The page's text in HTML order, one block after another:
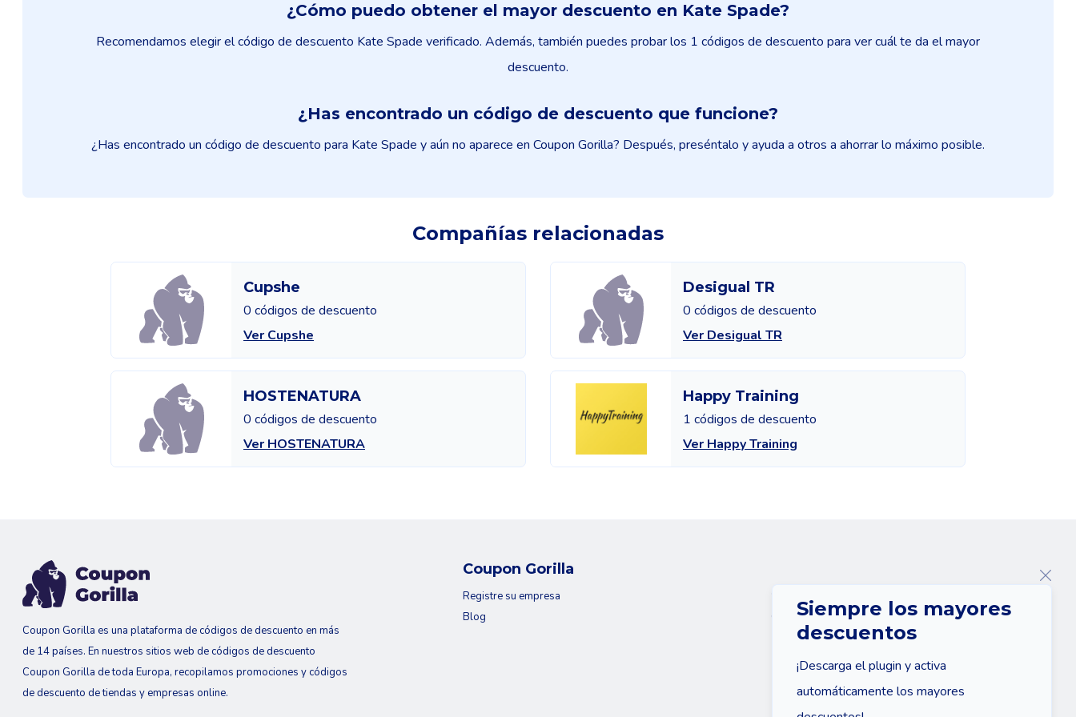
¿Cómo puedo obtener el mayor descuento en Kate Spade?
Recomendamos elegir el código de descuento Kate Spade verificado. Además, también puedes probar los 1 códigos de descuento para ver cuál te da el mayor
descuento.
¿Has encontrado un código de descuento que funcione?
¿Has encontrado un código de descuento para Kate Spade y aún no aparece en Coupon Gorilla? Después, preséntalo y ayuda a otros a ahorrar lo máximo posible.
Compañías relacionadas
Cupshe
0 códigos de descuento
Ver Cupshe
Desigual TR
0 códigos de descuento
Ver Desigual TR
HOSTENATURA
0 códigos de descuento
Ver HOSTENATURA
Happy Training
1 códigos de descuento
Ver Happy Training
Siempre los mayores
descuentos
¡Descarga el plugin y activa
automáticamente los mayores
Coupon Gorilla es una plataforma de códigos de descuento en más
de 14 países. En nuestros sitios web de códigos de descuento
Coupon Gorilla de toda Europa, recopilamos promociones y códigos
de descuento de tiendas y empresas online.
Coupon Gorilla
Registre su empresa
Blog
Contacte con